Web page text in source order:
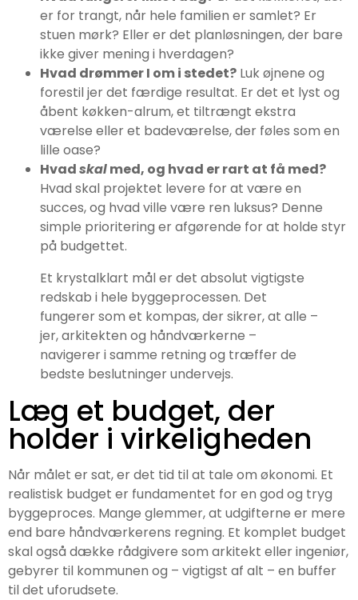
er for trangt, når hele familien er samlet? Er
stuen mørk? Eller er det planløsningen, der bare
ikke giver mening i hverdagen?
Hvad drømmer I om i stedet? Luk øjnene og
forestil jer det færdige resultat. Er det et lyst og
åbent køkken-alrum, et tiltrængt ekstra
værelse eller et badeværelse, der føles som en
lille oase?
Hvadskalmed, og hvad er rart at få med?
Hvad skal projektet levere for at være en
succes, og hvad ville være ren luksus? Denne
simple prioritering er afgørende for at holde styr
på budgettet.
Et krystalklart mål er det absolut vigtigste
redskab i hele byggeprocessen. Det
fungerer som et kompas, der sikrer, at alle –
jer, arkitekten og håndværkerne –
navigerer i samme retning og træffer de
bedste beslutninger undervejs.
Læg et budget, der
holder i virkeligheden
Når målet er sat, er det tid til at tale om økonomi. Et
realistisk budget er fundamentet for en god og tryg
byggeproces. Mange glemmer, at udgifterne er mere
end bare håndværkerens regning. Et komplet budget
skal også dække rådgivere som arkitekt eller ingeniør,
gebyrer til kommunen og – vigtigst af alt – en buffer
til det uforudsete.